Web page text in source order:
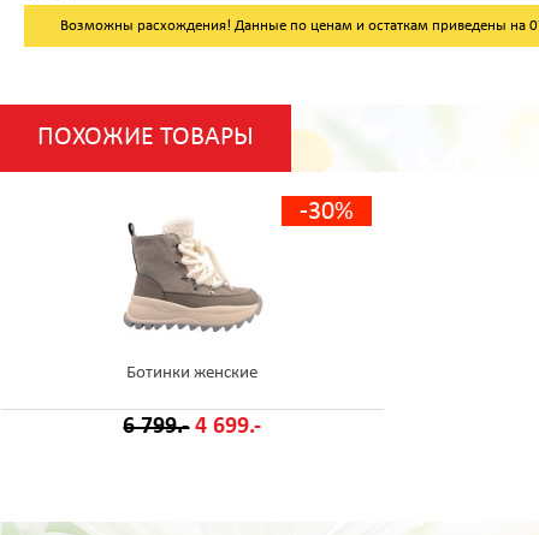
Возможны расхождения! Данные по ценам и остаткам приведены на
ПОХОЖИЕ ТОВАРЫ
-30%
Ботинки женские
6 799.- 4 699.-